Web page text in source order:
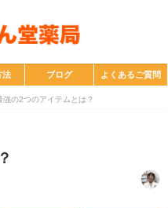
法 ブログ よくあるご質問
強の2つのアイテムとは？